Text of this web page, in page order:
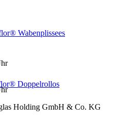
Wabenplissees
Doppelrollos
Holding GmbH & Co. KG